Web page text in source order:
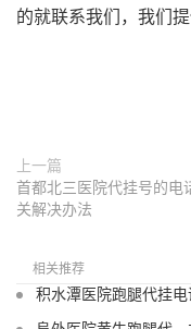
的就联系我们，我们
上一篇
首都北三医院代挂号的电
关解决办法
相关推荐
积水潭医院跑腿代挂